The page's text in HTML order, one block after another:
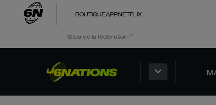
BOUTIQUEAPPNETFLIX
Sites de la fédération